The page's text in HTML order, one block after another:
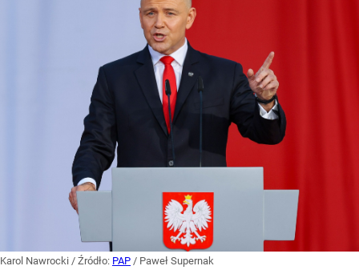
Karol Nawrocki / Źródło: PAP / Paweł Supernak